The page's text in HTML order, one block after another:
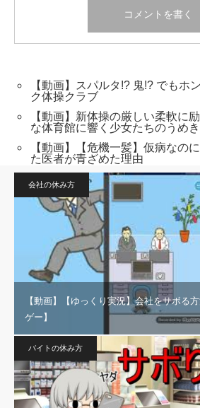
【動画】スパルタ!? 鬼!? でもホ
ク体操クラブ
【動画】新体操の厳しい柔軟に
な体育館に響く少女たちのうめ
【動画】【危機一髪】仮病なの
た医者が青ざめた理由
会社の休み方
【動画】【ゆっくり実況】会社をサボる
ゲー】
バイトの休み方